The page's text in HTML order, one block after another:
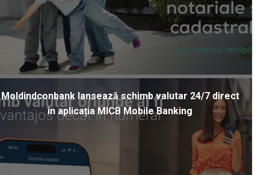
Moldindconbank lansează schimb valutar 24/7 direct
în aplicația MICB Mobile Banking